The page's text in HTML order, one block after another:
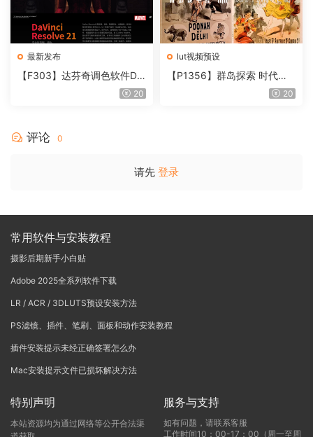
最新发布
【F303】达芬奇调色软件Da
Vinci Resolve Studio21.0.320
lut视频预设
【P1356】群岛探索 时代马
戏团 – QUEST 60 调色预设A
20
评论 0
请先 登录
常用软件与安装教程
摄影后期新手小白贴
Adobe 2025全系列软件下载
LR / ACR / 3DLUTS预设安装方法
PS滤镜、插件、笔刷、面板和动作安装教程
插件安装提示未经正确签署怎么办
Mac安装提示文件已损坏解决方法
特别声明
本站资源均为通过网络等公开合法渠
服务与支持
如有问题，请联系客服
工作时间10：00-17：00（周一至周